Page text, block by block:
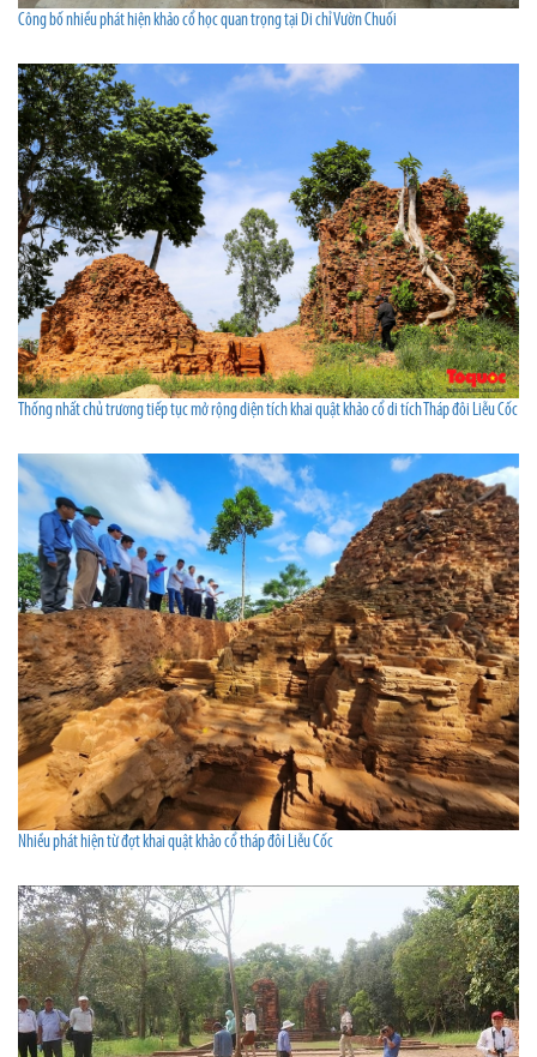
Công bố nhiều phát hiện khảo cổ học quan trọng tại Di chỉ Vườn Chuối
Thống nhất chủ trương tiếp tục mở rộng diện tích khai quật khảo cổ di tích Tháp đôi Liễu Cốc
Nhiều phát hiện từ đợt khai quật khảo cổ tháp đôi Liễu Cốc